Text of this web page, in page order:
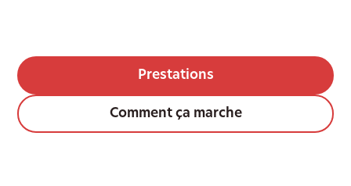
Prestations
Comment ça marche